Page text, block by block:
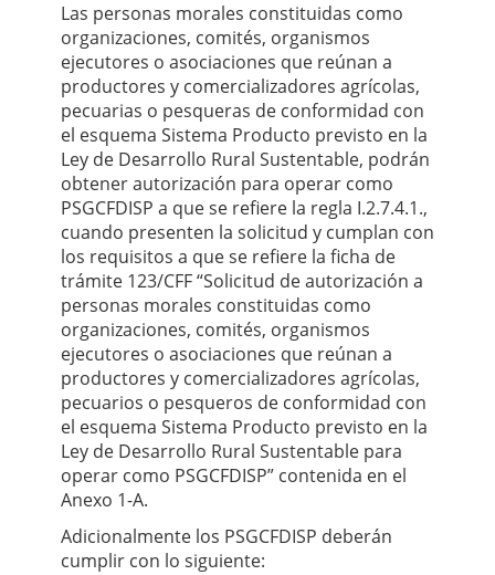
Las personas morales constituidas como
organizaciones, comités, organismos
ejecutores o asociaciones que reúnan a
productores y comercializadores agrícolas,
pecuarias o pesqueras de conformidad con
el esquema Sistema Producto previsto en la
Ley de Desarrollo Rural Sustentable, podrán
obtener autorización para operar como
PSGCFDISP a que se refiere la regla I.2.7.4.1.,
cuando presenten la solicitud y cumplan con
los requisitos a que se refiere la ficha de
trámite 123/CFF “Solicitud de autorización a
personas morales constituidas como
organizaciones, comités, organismos
ejecutores o asociaciones que reúnan a
productores y comercializadores agrícolas,
pecuarios o pesqueros de conformidad con
el esquema Sistema Producto previsto en la
Ley de Desarrollo Rural Sustentable para
operar como PSGCFDISP” contenida en el
Anexo 1-A.
Adicionalmente los PSGCFDISP deberán
cumplir con lo siguiente: